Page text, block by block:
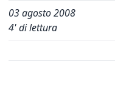
03 agosto 2008
4' di lettura